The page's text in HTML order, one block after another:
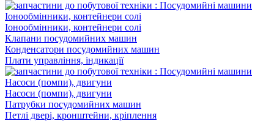
Іонообмінники, контейнери солі
Клапани посудомийних машин
Конденсатори посудомийних машин
Плати управління, індикації
Насоси (помпи), двигуни
Патрубки посудомийних машин
Петлі двері, кронштейни, кріплення